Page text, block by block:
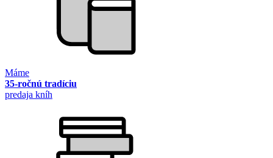
Máme
35-ročnú tradíciu
predaja kníh